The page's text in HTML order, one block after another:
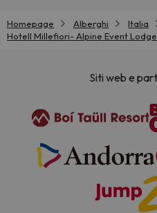
Homepage Alberghi Italia
Hotell Millefiori- Alpine Event Lodge
Siti web e